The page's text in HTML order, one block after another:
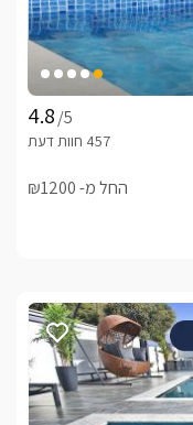
/5
החל מ- ₪1200